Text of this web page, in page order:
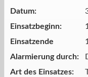
Datum:
Einsatzbeginn:
Einsatzende
Alarmierung durch:
Art des Einsatzes: